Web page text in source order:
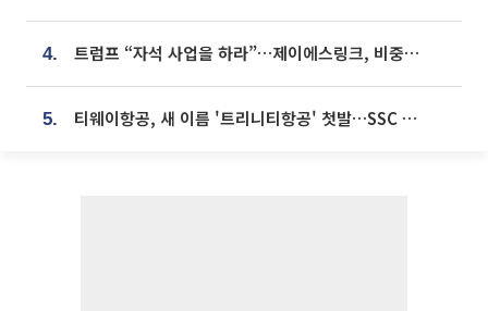
4. 트럼프 “자석 사업을 하라”…제이에스링크, 비중국 영구자석 공급망 구축 속도
5. 티웨이항공, 새 이름 '트리니티항공' 첫발…SSC 전략 본격화